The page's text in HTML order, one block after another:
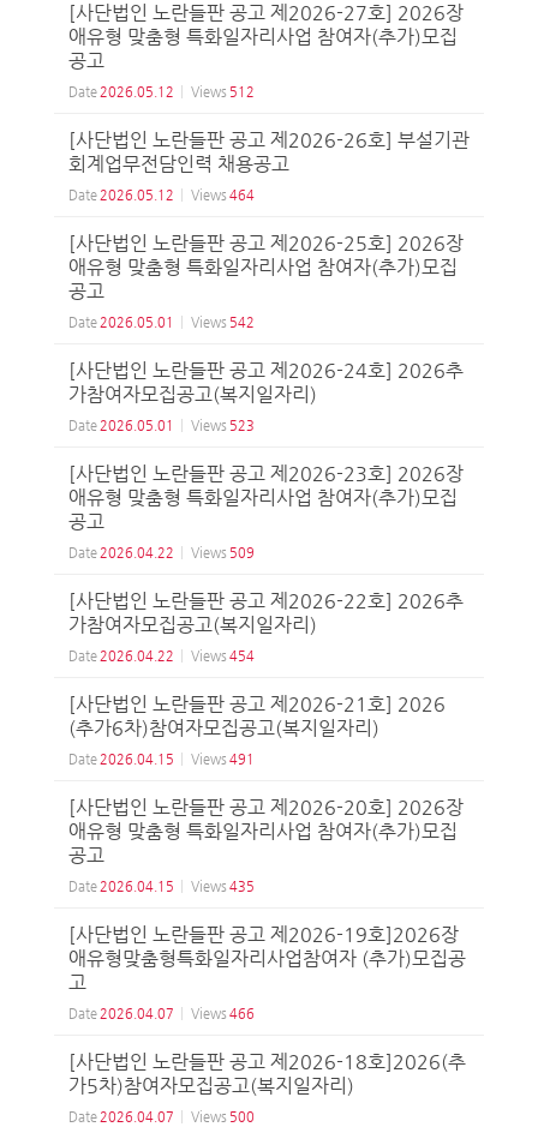
[사단법인 노란들판 공고 제2026-27호] 2026장
애유형 맞춤형 특화일자리사업 참여자(추가)모집
공고
Date 2026.05.12 Views 512
[사단법인 노란들판 공고 제2026-26호] 부설기관
회계업무전담인력 채용공고
Date 2026.05.12 Views 464
[사단법인 노란들판 공고 제2026-25호] 2026장
애유형 맞춤형 특화일자리사업 참여자(추가)모집
공고
Date 2026.05.01 Views 542
[사단법인 노란들판 공고 제2026-24호] 2026추
가참여자모집공고(복지일자리)
Date 2026.05.01 Views 523
[사단법인 노란들판 공고 제2026-23호] 2026장
애유형 맞춤형 특화일자리사업 참여자(추가)모집
공고
Date 2026.04.22 Views 509
[사단법인 노란들판 공고 제2026-22호] 2026추
가참여자모집공고(복지일자리)
Date 2026.04.22 Views 454
[사단법인 노란들판 공고 제2026-21호] 2026
(추가6차)참여자모집공고(복지일자리)
Date 2026.04.15 Views 491
[사단법인 노란들판 공고 제2026-20호] 2026장
애유형 맞춤형 특화일자리사업 참여자(추가)모집
공고
Date 2026.04.15 Views 435
[사단법인 노란들판 공고 제2026-19호]2026장
애유형맞춤형특화일자리사업참여자 (추가)모집공
고
Date 2026.04.07 Views 466
[사단법인 노란들판 공고 제2026-18호]2026(추
가5차)참여자모집공고(복지일자리)
Date 2026.04.07 Views 500